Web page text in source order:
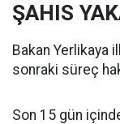
ŞAHIS
Bakan Yerlikaya
sonraki süreç
Son 15 gün